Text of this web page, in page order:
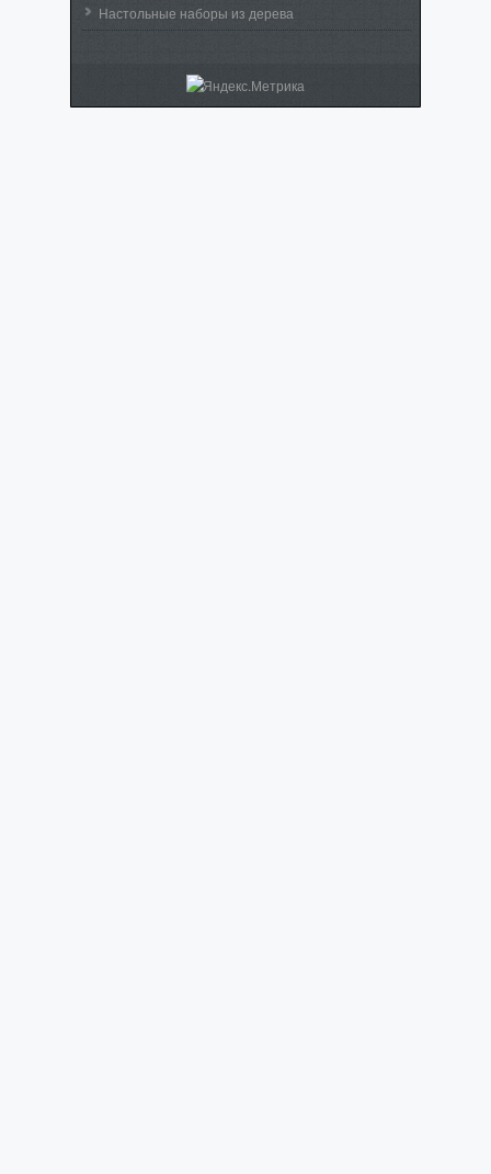
Настольные наборы из дерева